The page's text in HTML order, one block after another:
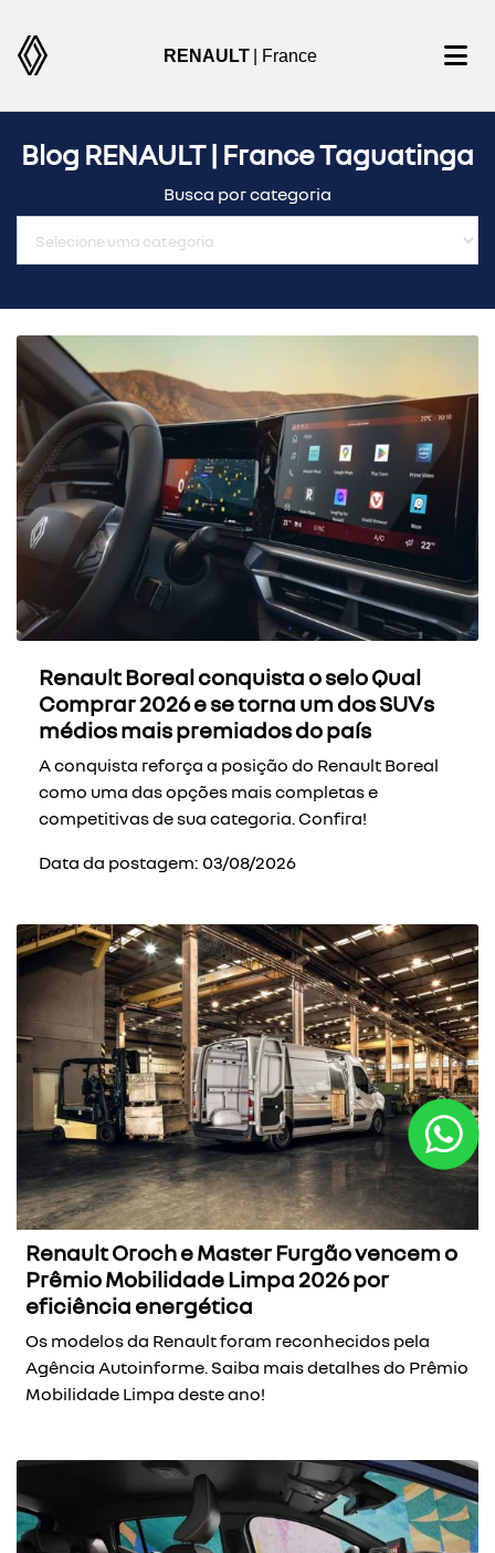
RENAULT | France
Blog RENAULT | France Taguatinga
Busca por categoria
Renault Boreal conquista o selo Qual
Comprar 2026 e se torna um dos SUVs
médios mais premiados do país
A conquista reforça a posição do Renault Boreal
como uma das opções mais completas e
competitivas de sua categoria. Confira!
Data da postagem: 03/08/2026
Renault Oroch e Master Furgão vencem o
Prêmio Mobilidade Limpa 2026 por
eficiência energética
Os modelos da Renault foram reconhecidos pela
Agência Autoinforme. Saiba mais detalhes do Prêmio
Mobilidade Limpa deste ano!